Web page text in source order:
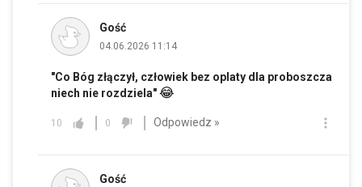
Gość
04.06.2026 11:14
"Co Bóg złączył, człowiek bez oplaty dla proboszcza
niech nie rozdziela"😂
10 0 Odpowiedz »
Gość